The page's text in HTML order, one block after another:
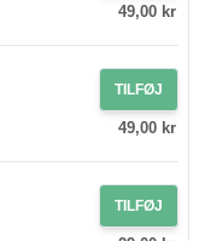
49,00 kr
TILFØJ
49,00 kr
TILFØJ